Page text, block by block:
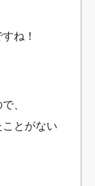
ね！
、
とがない